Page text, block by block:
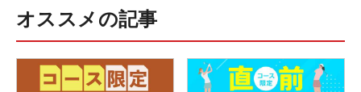
オススメの記事